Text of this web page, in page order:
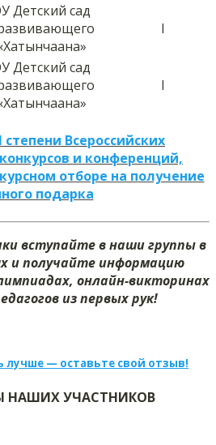
Детский сад
I
Детский сад
I
Всероссийских
и конференций,
отборе на получение
подарка
вступайте в наши группы в
и получайте информацию
онлайн-викторинах
из первых рук!
лучше — оставьте свой отзыв!
НАШИХ УЧАСТНИКОВ